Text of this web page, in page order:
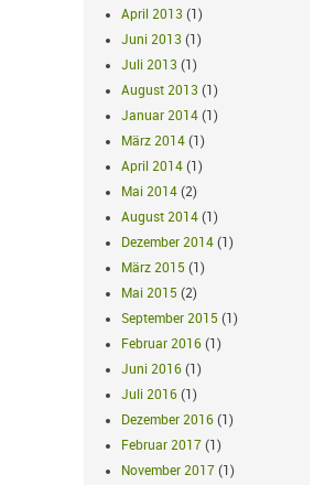
April 2013 (1)
Juni 2013 (1)
Juli 2013 (1)
August 2013 (1)
Januar 2014 (1)
März 2014 (1)
April 2014 (1)
Mai 2014 (2)
August 2014 (1)
Dezember 2014 (1)
März 2015 (1)
Mai 2015 (2)
September 2015 (1)
Februar 2016 (1)
Juni 2016 (1)
Juli 2016 (1)
Dezember 2016 (1)
Februar 2017 (1)
November 2017 (1)